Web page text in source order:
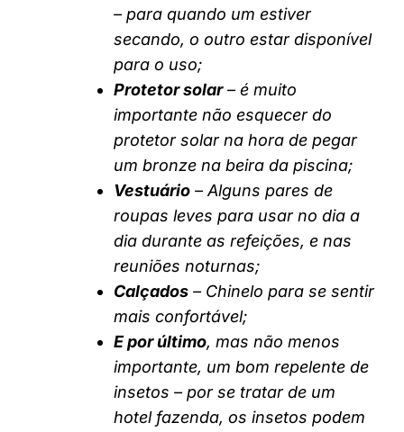
– para quando um estiver
secando, o outro estar disponível
para o uso;
Protetor solar– é muito
importante não esquecer do
protetor solar na hora de pegar
um bronze na beira da piscina;
Vestuário – Alguns pares de
roupas leves para usar no dia a
dia durante as refeições, e nas
reuniões noturnas;
Calçados – Chinelo para se sentir
mais confortável;
E por último, mas não menos
importante, um bom repelente de
insetos – por se tratar de um
hotel fazenda, os insetos podem